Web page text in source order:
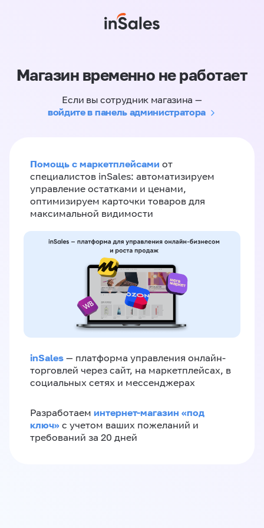
Магазин временно не работает
Если вы сотрудник магазина —
войдите в панель администратора
Помощь с маркетплейсами от
специалистов inSales: автоматизируем
управление остатками и ценами,
оптимизируем карточки товаров для
максимальной видимости
inSales — платформа управления онлайн-
торговлей через сайт, на маркетплейсах, в
социальных сетях и мессенджерах
Разработаем интернет-магазин «‎под
ключ»‎ с учетом ваших пожеланий и
требований за 20 дней